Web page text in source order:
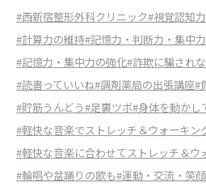
#西新宿整形外科クリニック#視覚認知
#計算力の維持#記憶力・判断力・集中
#記憶力・集中力の強化#詐欺に騙され
#読書っていいね#調剤薬局の出張講座#
#貯筋うんどう#足裏ツボ#身体を動かし
#軽快な音楽でストレッチ＆ウォーキン
#軽快な音楽に合わせてストレッチ＆ウ
#輪唱や盆踊りの歌も#運動・交流・笑顔